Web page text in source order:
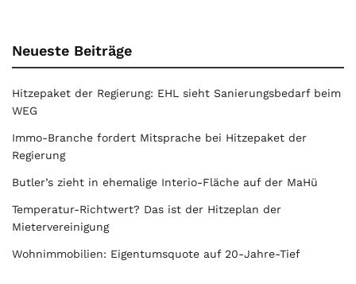
Neueste Beiträge
Hitzepaket der Regierung: EHL sieht Sanierungsbedarf beim
WEG
Immo-Branche fordert Mitsprache bei Hitzepaket der
Regierung
Butler’s zieht in ehemalige Interio-Fläche auf der MaHü
Temperatur-Richtwert? Das ist der Hitzeplan der
Mietervereinigung
Wohnimmobilien: Eigentumsquote auf 20-Jahre-Tief